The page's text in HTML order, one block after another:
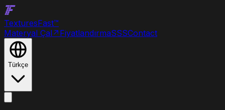
TexturesFast™
Materyal Çal↗ FiyatlandırmaSSSContact
Türkçe